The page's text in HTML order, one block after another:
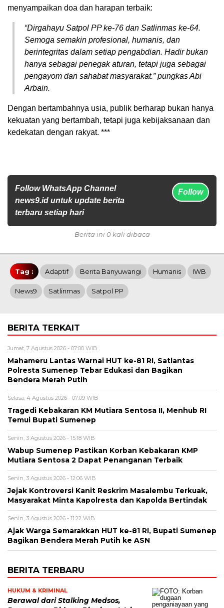
menyampaikan doa dan harapan terbaik:
“Dirgahayu Satpol PP ke-76 dan Satlinmas ke-64.
Semoga semakin profesional, humanis, dan
berintegritas dalam setiap pengabdian. Hadir bukan
hanya sebagai penegak aturan, tetapi juga sebagai
pengayom dan sahabat masyarakat.” pungkas Abi
Arbain.
Dengan bertambahnya usia, publik berharap bukan hanya
kekuatan yang bertambah, tetapi juga kebijaksanaan dan
kedekatan dengan rakyat. ***
Follow WhatsApp Channel
news9.id untuk update berita
terbaru setiap hari
Follow
Berita ini 0 kali dibaca
Tag : Adaptif Berita Banyuwangi Humanis IWB
News9 Satlinmas Satpol PP
BERITA TERKAIT
Jumat, 7 Agustus 2026 - 07:00 WIB
Mahameru Lantas Warnai HUT ke-81 RI, Satlantas
Polresta Sumenep Tebar Edukasi dan Bagikan
Bendera Merah Putih
Selasa, 4 Agustus 2026 - 07:09 WIB
Tragedi Kebakaran KM Mutiara Sentosa II, Menhub RI
Temui Bupati Sumenep
Senin, 3 Agustus 2026 - 15:18 WIB
Wabup Sumenep Pastikan Korban Kebakaran KMP
Mutiara Sentosa 2 Dapat Penanganan Terbaik
Senin, 3 Agustus 2026 - 12:06 WIB
Jejak Kontroversi Kanit Reskrim Masalembu Terkuak,
Masyarakat Minta Kapolresta dan Kapolda Bertindak
Senin, 3 Agustus 2026 - 11:22 WIB
Ajak Warga Semarakkan HUT ke-81 RI, Bupati Sumenep
Bagikan Bendera Merah Putih ke ASN
BERITA TERBARU
HUKUM & KRIMINAL
Berawal dari Stalking Medsos,